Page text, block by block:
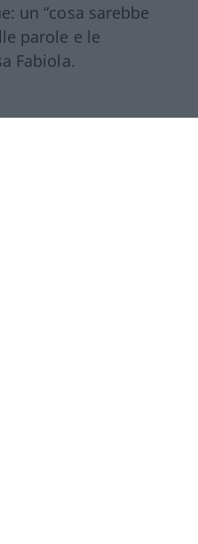
un “cosa sarebbe
parole e le
Fabiola.